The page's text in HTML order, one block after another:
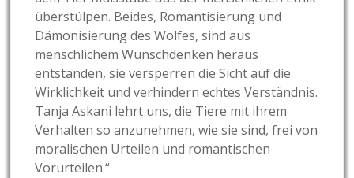
überstülpen. Beides, Romantisierung und
Dämonisierung des Wolfes, sind aus
menschlichem Wunschdenken heraus
entstanden, sie versperren die Sicht auf die
Wirklichkeit und verhindern echtes Verständnis.
Tanja Askani lehrt uns, die Tiere mit ihrem
Verhalten so anzunehmen, wie sie sind, frei von
moralischen Urteilen und romantischen
Vorurteilen.“